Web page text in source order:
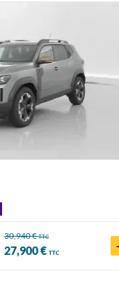
30,940 €TTC
27,900 €TTC